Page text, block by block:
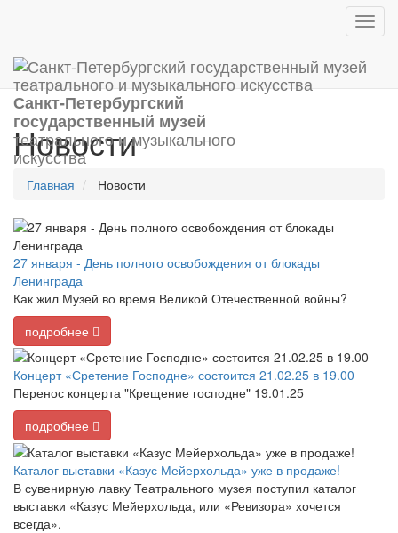
Санкт-Петербургский
государственный музей
театрального и музыкального
искусства
Новости
Главная Новости
27 января - День полного освобождения от блокады
Ленинграда
Как жил Музей во время Великой Отечественной войны?
подробнее
Концерт «Сретение Господне» состоится 21.02.25 в 19.00
Перенос концерта "Крещение господне" 19.01.25
подробнее
Каталог выставки «Казус Мейерхольда» уже в продаже!
В сувенирную лавку Театрального музея поступил каталог
выставки «Казус Мейерхольда, или «Ревизора» хочется
всегда».